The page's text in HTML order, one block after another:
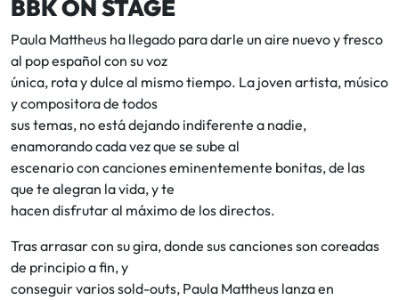
BBK ON STAGE
Paula Mattheus ha llegado para darle un aire nuevo y fresco
al pop español con su voz
única, rota y dulce al mismo tiempo. La joven artista, músico
y compositora de todos
sus temas, no está dejando indiferente a nadie,
enamorando cada vez que se sube al
escenario con canciones eminentemente bonitas, de las
que te alegran la vida, y te
hacen disfrutar al máximo de los directos.
Tras arrasar con su gira, donde sus canciones son coreadas
de principio a fin, y
conseguir varios sold-outs, Paula Mattheus lanza en